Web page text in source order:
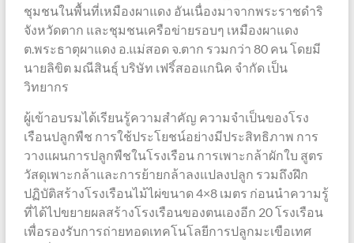
ชุมชนในพื้นที่เหมืองผาแดง อันเนื่องมาจากพระราชดำริ
จังหวัดตาก และชุมชนเครือข่ายรอบๆ เหมืองผาแดง
ต.พระธาตุผาแดง อ.แม่สอด จ.ตาก รวมกว่า 80 คน โดยมี
นายลิขิต มณีสินธุ์ บริษัท เฟริ์สออแกนิค จำกัด เป็น
วิทยากร
ผู้เข้าอบรมได้เรียนรู้ความสำคัญ ความจำเป็นของโรง
เรือนปลูกพืช การใช้ประโยชน์อย่างมีประสิทธิภาพ การ
วางแผนการปลูกพืชในโรงเรือน การเพาะกล้าผักใบ สูตร
วัสดุเพาะกล้าและการย้ายกล้าลงแปลงปลูก รวมถึงฝึก
ปฏิบัติสร้างโรงเรือนไม้ไผ่ขนาด 4×8 เมตร ก่อนนำความรู้
ที่ได้ไปขยายผลสร้างโรงเรือนของตนเองอีก 20 โรงเรือน
เพื่อรองรับการถ่ายทอดเทคโนโลยีการปลูกมะเขือเทศ